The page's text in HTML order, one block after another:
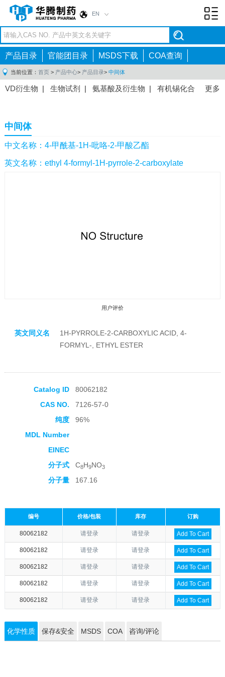
EN
产品目录 官能团目录 MSDS下载 COA查询
当前位置： 首页 > 产品中心> 产品目录> 中间体
更多
VD衍生物 | 生物试剂 | 氨基酸及衍生物 | 有机锡化合
间体|
感染药物中间体
体 |抗精神病药物中间体 |抗炎药物中间体
药中间体|其他原料药中间体|
中间体
中文名称：4-甲酰基-1H-吡咯-2-甲酸乙酯
英文名称：ethyl 4-formyl-1H-pyrrole-2-carboxylate
用户评价
英文同义名
1H-PYRROLE-2-CARBOXYLIC ACID, 4-
FORMYL-, ETHYL ESTER
Catalog ID
80062182
CAS NO.
7126-57-0
纯度
96%
MDL Number
EINEC
分子式
C8H9NO3
分子量 167.16
编号 价格/包装 库存 订购
80062182 请登录 请登录 Add To Cart
80062182 请登录 请登录 Add To Cart
80062182 请登录 请登录 Add To Cart
80062182 请登录 请登录 Add To Cart
80062182 请登录 请登录 Add To Cart
化学性质 保存&安全 MSDS COA 咨询/评论